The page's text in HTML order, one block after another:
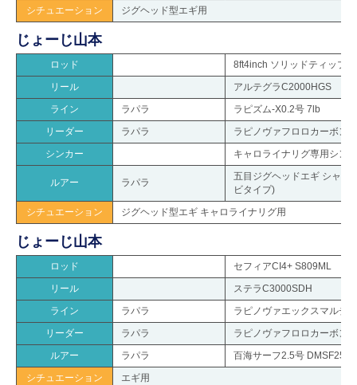
シチュエーション
ジグヘッド型エギ用
じょーじ山本
ロッド
8ft4inch ソリッドティップ
リール
アルテグラC2000HGS
ライン
ラパラ
ラピズム-X0.2号 7lb
リーダー
ラパラ
ラピノヴァフロロカーボン
シンカー
キャロライナリグ専用シン
ルアー ラパラ
五目ジグヘッドエギ シャロ
ビタイプ)
シチュエーション
ジグヘッド型エギ キャロライナリグ用
じょーじ山本
ロッド
セフィアCI4+ S809ML
リール
ステラC3000SDH
ライン
ラパラ
ラピノヴァエックスマルチ
リーダー
ラパラ
ラピノヴァフロロカーボン
ルアー
ラパラ
百海サーフ2.5号 DMSF25
シチュエーション
エギ用